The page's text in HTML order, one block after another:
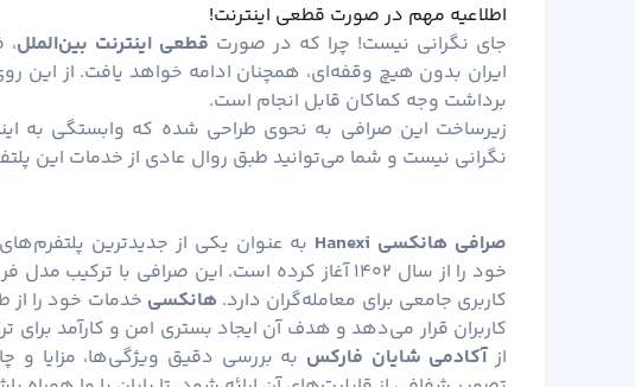
اطلاعیه مهم در صورت قطعی اینترنت!
جای نگرانی نیست! چرا که در صورت قطعی اینترنت بین‌الملل،
ایران بدون هیچ وقفه‌ای، همچنان ادامه خواهد یافت. از این
برداشت وجه کماکان قابل انجام است.
زیرساخت این صرافی به نحوی طراحی شده که وابستگی به
نگرانی نیست و شما می‌توانید طبق روال عادی از خدمات این
صرافی هانکسی Hanexi به عنوان یکی از جدیدترین
خود را از سال ۱۴۰۲ آغاز کرده است. این صرافی با
کاربری جامعی برای معامله‌گران دارد.هانکسی خدمات خود را از
کاربران قرار می‌دهد و هدف آن ایجاد بستری امن و کارآمد
ازآکادمی شایان فارکس به بررسی دقیق ویژگی‌ها، مزایا و